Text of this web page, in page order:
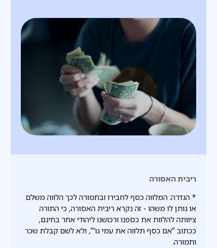
ריבית האסורה
* הגדרה: המלווה כסף לחבירו ובתמורה לכך הלווה משלם
או נותן לו משהו - זה נקרא ריבית האסורה, כי התורה
ציוותה להלוות את כספנו ורכושנו ליהודי אחר בחינם,
ככתוב "אם כסף תלווה את עמי גו'", ולא לשם קבלת שכר
ותמורה.